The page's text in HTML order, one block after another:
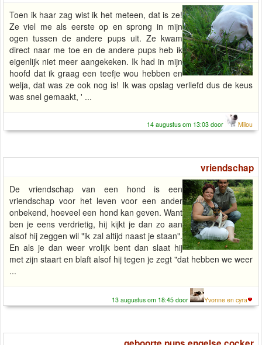
Toen ik haar zag wist ik het meteen, dat is ze!
Ze viel me als eerste op en sprong in mijn
ogen tussen de andere pups uit. Ze kwam
direct naar me toe en de andere pups heb ik
eigenlijk niet meer aangekeken. Ik had in mijn
hoofd dat ik graag een teefje wou hebben en
welja, dat was ze ook nog is! Ik was opslag verliefd dus de keus
was snel gemaakt, ' ...
14 augustus om 13:03 door Milou
vriendschap
De vriendschap van een hond is een
vriendschap voor het leven voor een ander
onbekend, hoeveel een hond kan geven. Want
ben je eens verdrietig, hij kijkt je dan zo aan
alsof hij zeggen wil "ik zal altijd naast je staan".
En als je dan weer vrolijk bent dan slaat hij
met zijn staart en blaft alsof hij tegen je zegt "dat hebben we weer
...
13 augustus om 18:45 door Yvonne en cyra